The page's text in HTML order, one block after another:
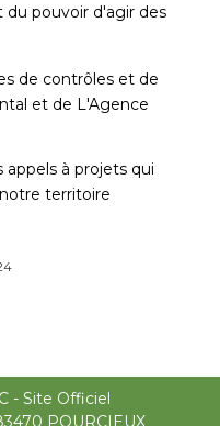
pouvoir d'agir des
de contrôles et de
et de L'Agence
à projets qui
territoire
- Site Officiel
POURCIEUX